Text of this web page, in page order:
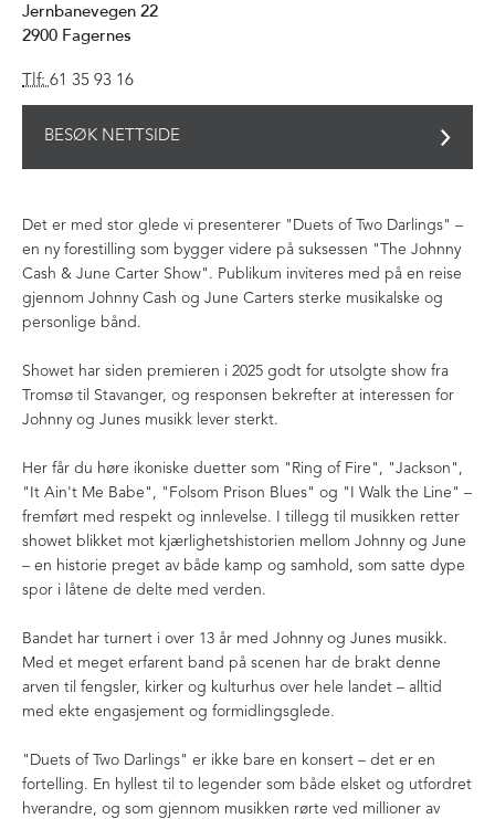
Jernbanevegen 22
2900 Fagernes
Tlf:61 35 93 16
BESØK NETTSIDE
Det er med stor glede vi presenterer "Duets of Two Darlings" –
en ny forestilling som bygger videre på suksessen "The Johnny
Cash & June Carter Show". Publikum inviteres med på en reise
gjennom Johnny Cash og June Carters sterke musikalske og
personlige bånd.
Showet har siden premieren i 2025 godt for utsolgte show fra
Tromsø til Stavanger, og responsen bekrefter at interessen for
Johnny og Junes musikk lever sterkt.
Her får du høre ikoniske duetter som "Ring of Fire", "Jackson",
"It Ain't Me Babe", "Folsom Prison Blues" og "I Walk the Line" –
fremført med respekt og innlevelse. I tillegg til musikken retter
showet blikket mot kjærlighetshistorien mellom Johnny og June
– en historie preget av både kamp og samhold, som satte dype
spor i låtene de delte med verden.
Bandet har turnert i over 13 år med Johnny og Junes musikk.
Med et meget erfarent band på scenen har de brakt denne
arven til fengsler, kirker og kulturhus over hele landet – alltid
med ekte engasjement og formidlingsglede.
"Duets of Two Darlings" er ikke bare en konsert – det er en
fortelling. En hyllest til to legender som både elsket og utfordret
hverandre, og som gjennom musikken rørte ved millioner av